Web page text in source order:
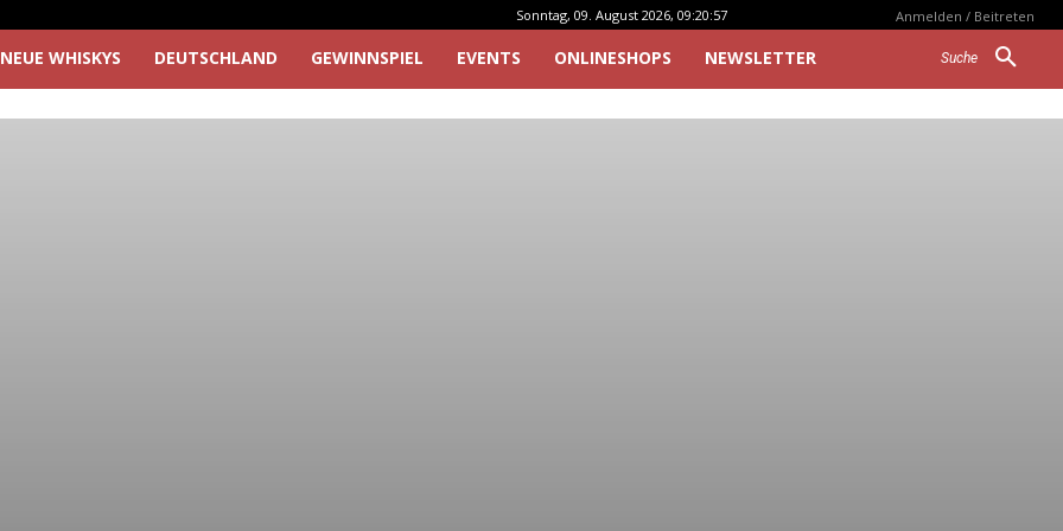
Sonntag, 09. August 2026, 09:20:57 Anmelden / Beitreten
Suche
NEUE WHISKYS DEUTSCHLAND GEWINNSPIEL EVENTS ONLINESHOPS NEWSLETTER